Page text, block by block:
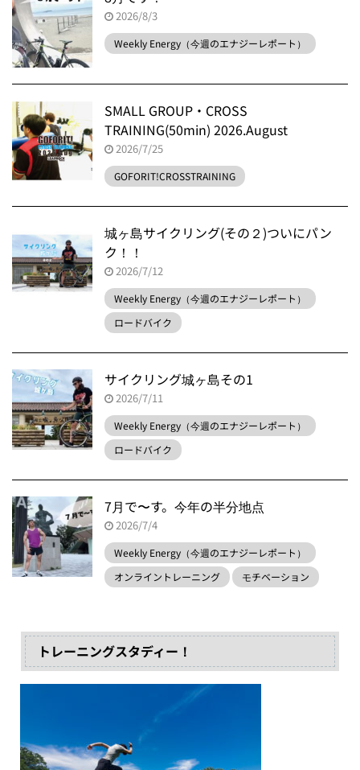
2026/8/3
Weekly Energy（今週のエナジーレポート）
SMALL GROUP・CROSS
TRAINING(50min) 2026.August
2026/7/25
GOFORIT!CROSSTRAINING
城ヶ島サイクリング(その２)ついにパン
ク！！
2026/7/12
Weekly Energy（今週のエナジーレポート）
ロードバイク
サイクリング城ヶ島その1
2026/7/11
Weekly Energy（今週のエナジーレポート）
ロードバイク
7月で〜す。今年の半分地点
2026/7/4
Weekly Energy（今週のエナジーレポート）
オンライントレーニング
モチベーション
トレーニングスタディー！